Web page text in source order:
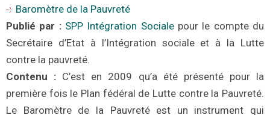
Baromètre de la Pauvreté
Publié par : SPP Intégration Socialepour le compte du
Secrétaire d’Etat à l’Intégration sociale et à la Lutte
contre la pauvreté.
Contenu : C’est en 2009 qu’a été présenté pour la
première fois le Plan fédéral de Lutte contre la Pauvreté.
Le Baromètre de la Pauvreté est un instrument qui